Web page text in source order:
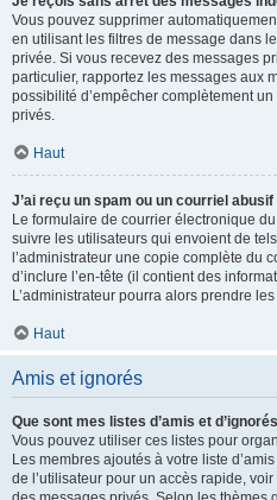
Vous pouvez supprimer
en utilisant les filtres de message dans
privée. Si vous recevez des messages
particulier, rapportez les messages aux
possibilité d’empêcher complètement
privés.
Haut
J’ai reçu un spam ou un courriel
Le formulaire de courrier électronique
suivre les utilisateurs qui envoient de
l’administrateur une copie complète du
d’inclure l’en-tête (il contient des
L’administrateur pourra alors prendre
Haut
Amis et ignorés
Que sont mes listes d’amis et
Vous pouvez utiliser ces listes pour
Les membres ajoutés à votre liste
de l’utilisateur pour un accès rapide,